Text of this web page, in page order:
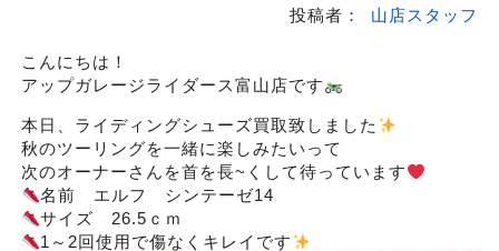
投稿者：
山店スタッフ
こんにちは！
アップガレージライダース富山店です
本日、ライディングシューズ買取致しました
秋のツーリングを一緒に楽しみたいって
次のオーナーさんを首を長~くして待っています
名前 エルフ シンテーゼ14
サイズ 26.5ｃｍ
1～2回使用で傷なくキレイです